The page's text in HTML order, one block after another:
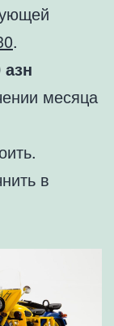
.
месяца
в